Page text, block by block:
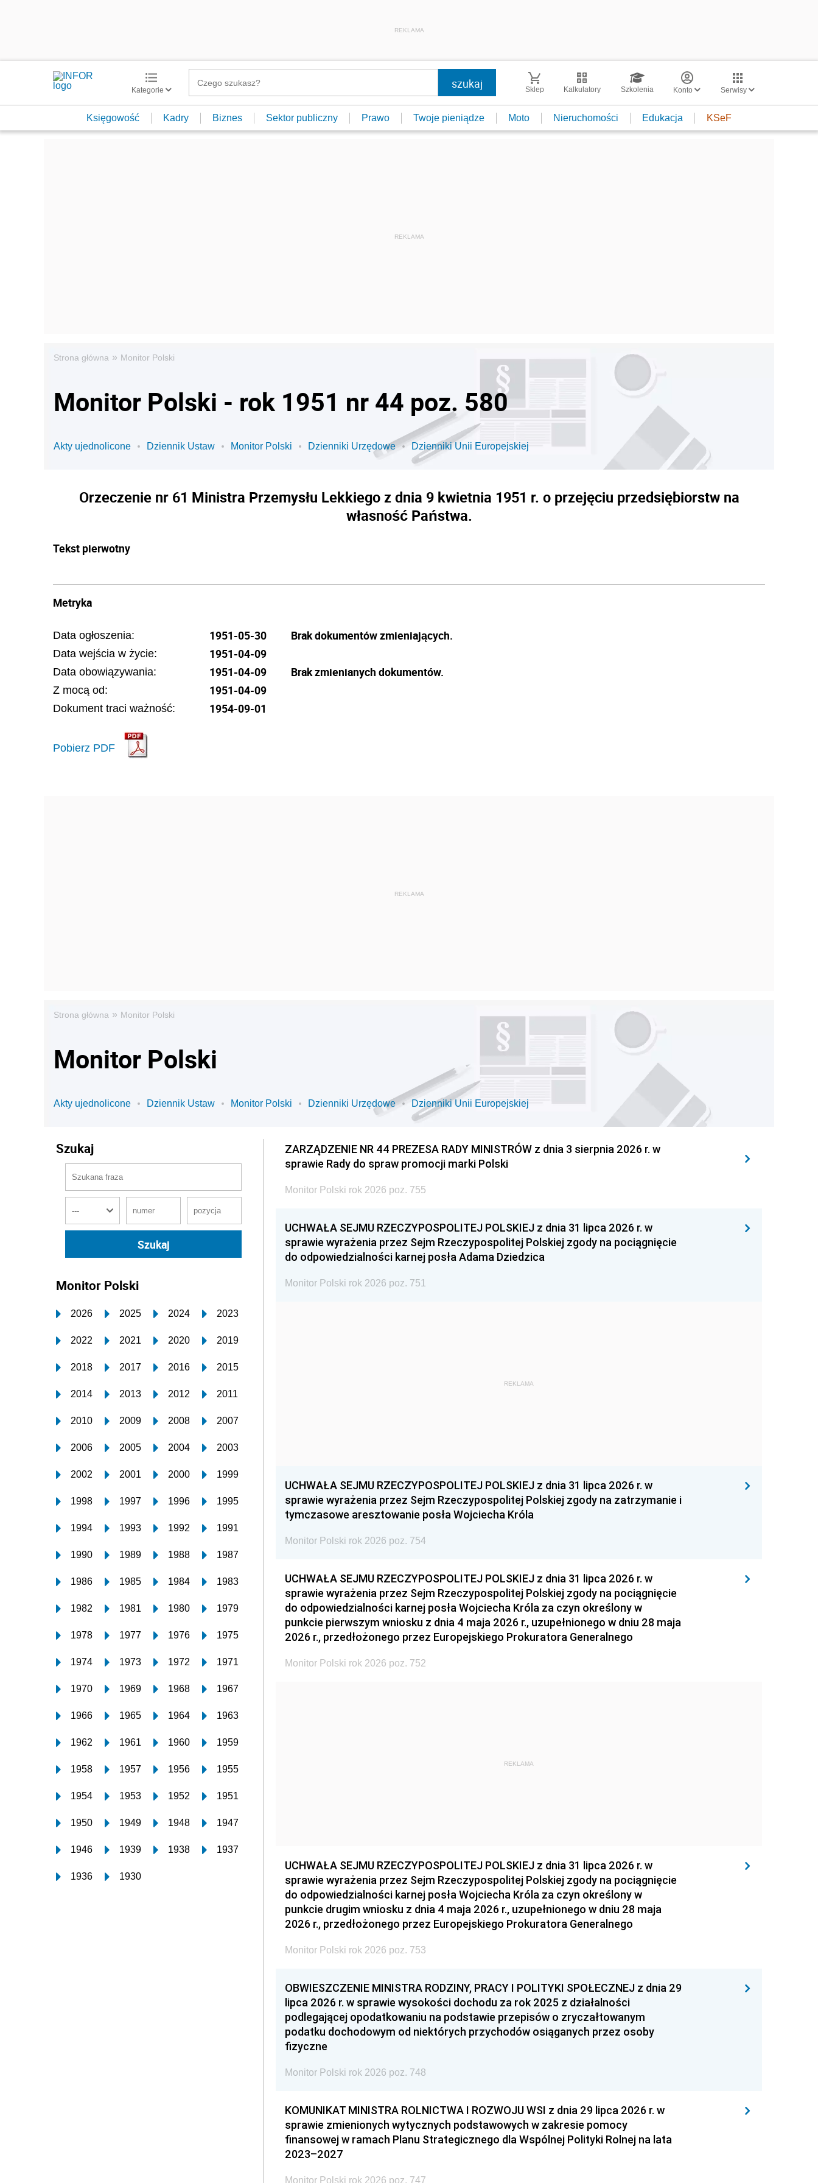
REKLAMA
Kategorie Sklep Kalkulatory Szkolenia Konto Serwisy
Księgowość Kadry Biznes Sektor publiczny Prawo Twoje pieniądze Moto Nieruchomości Edukacja KSeF
Strona główna » Monitor Polski
Monitor Polski - rok 1951 nr 44 poz. 580
Akty ujednolicone Dziennik Ustaw Monitor Polski Dzienniki Urzędowe Dzienniki Unii Europejskiej
Orzeczenie nr 61 Ministra Przemysłu Lekkiego z dnia 9 kwietnia 1951 r. o przejęciu przedsiębiorstw na
własność Państwa.
Tekst pierwotny
Metryka
Data ogłoszenia: 1951-05-30
Data wejścia w życie: 1951-04-09
Data obowiązywania: 1951-04-09
Z mocą od: 1951-04-09
Dokument traci ważność: 1954-09-01
Pobierz PDF
Brak dokumentów zmieniających.
Brak zmienianych dokumentów.
Strona główna » Monitor Polski
Monitor Polski
Akty ujednolicone Dziennik Ustaw Monitor Polski Dzienniki Urzędowe Dzienniki Unii Europejskiej
Szukaj
Monitor Polski
2026 2025 2024 2023
2022 2021 2020 2019
2018 2017 2016 2015
2014 2013 2012 2011
2010 2009 2008 2007
2006 2005 2004 2003
2002 2001 2000 1999
1998 1997 1996 1995
1994 1993 1992 1991
1990 1989 1988 1987
1986 1985 1984 1983
1982 1981 1980 1979
1978 1977 1976 1975
1974 1973 1972 1971
1970 1969 1968 1967
1966 1965 1964 1963
1962 1961 1960 1959
1958 1957 1956 1955
1954 1953 1952 1951
1950 1949 1948 1947
1946 1939 1938 1937
1936 1930
ZARZĄDZENIE NR 44 PREZESA RADY MINISTRÓW z dnia 3 sierpnia 2026 r. w
sprawie Rady do spraw promocji marki Polski
Monitor Polski rok 2026 poz. 755
UCHWAŁA SEJMU RZECZYPOSPOLITEJ POLSKIEJ z dnia 31 lipca 2026 r. w
sprawie wyrażenia przez Sejm Rzeczypospolitej Polskiej zgody na pociągnięcie
do odpowiedzialności karnej posła Adama Dziedzica
Monitor Polski rok 2026 poz. 751
REKLAMA
UCHWAŁA SEJMU RZECZYPOSPOLITEJ POLSKIEJ z dnia 31 lipca 2026 r. w
sprawie wyrażenia przez Sejm Rzeczypospolitej Polskiej zgody na zatrzymanie i
tymczasowe aresztowanie posła Wojciecha Króla
Monitor Polski rok 2026 poz. 754
UCHWAŁA SEJMU RZECZYPOSPOLITEJ POLSKIEJ z dnia 31 lipca 2026 r. w
sprawie wyrażenia przez Sejm Rzeczypospolitej Polskiej zgody na pociągnięcie
do odpowiedzialności karnej posła Wojciecha Króla za czyn określony w
punkcie pierwszym wniosku z dnia 4 maja 2026 r., uzupełnionego w dniu 28 maja
2026 r., przedłożonego przez Europejskiego Prokuratora Generalnego
Monitor Polski rok 2026 poz. 752
REKLAMA
UCHWAŁA SEJMU RZECZYPOSPOLITEJ POLSKIEJ z dnia 31 lipca 2026 r. w
sprawie wyrażenia przez Sejm Rzeczypospolitej Polskiej zgody na pociągnięcie
do odpowiedzialności karnej posła Wojciecha Króla za czyn określony w
punkcie drugim wniosku z dnia 4 maja 2026 r., uzupełnionego w dniu 28 maja
2026 r., przedłożonego przez Europejskiego Prokuratora Generalnego
Monitor Polski rok 2026 poz. 753
OBWIESZCZENIE MINISTRA RODZINY, PRACY I POLITYKI SPOŁECZNEJ z dnia 29
lipca 2026 r. w sprawie wysokości dochodu za rok 2025 z działalności
podlegającej opodatkowaniu na podstawie przepisów o zryczałtowanym
podatku dochodowym od niektórych przychodów osiąganych przez osoby
fizyczne
Monitor Polski rok 2026 poz. 748
KOMUNIKAT MINISTRA ROLNICTWA I ROZWOJU WSI z dnia 29 lipca 2026 r. w
sprawie zmienionych wytycznych podstawowych w zakresie pomocy
finansowej w ramach Planu Strategicznego dla Wspólnej Polityki Rolnej na lata
2023–2027
Monitor Polski rok 2026 poz. 747